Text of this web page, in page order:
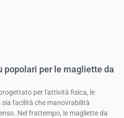
popolari per le magliette da
per l'attività fisica, le
facilità che manovrabilità
Nel frattempo, le magliette da